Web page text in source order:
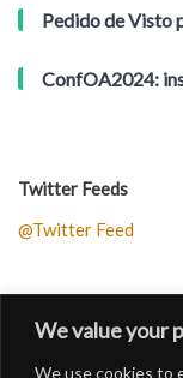
We value your
We use cookies to
Pedido de Visto
ConfOA2024:
Twitter Feeds
@Twitter Feed